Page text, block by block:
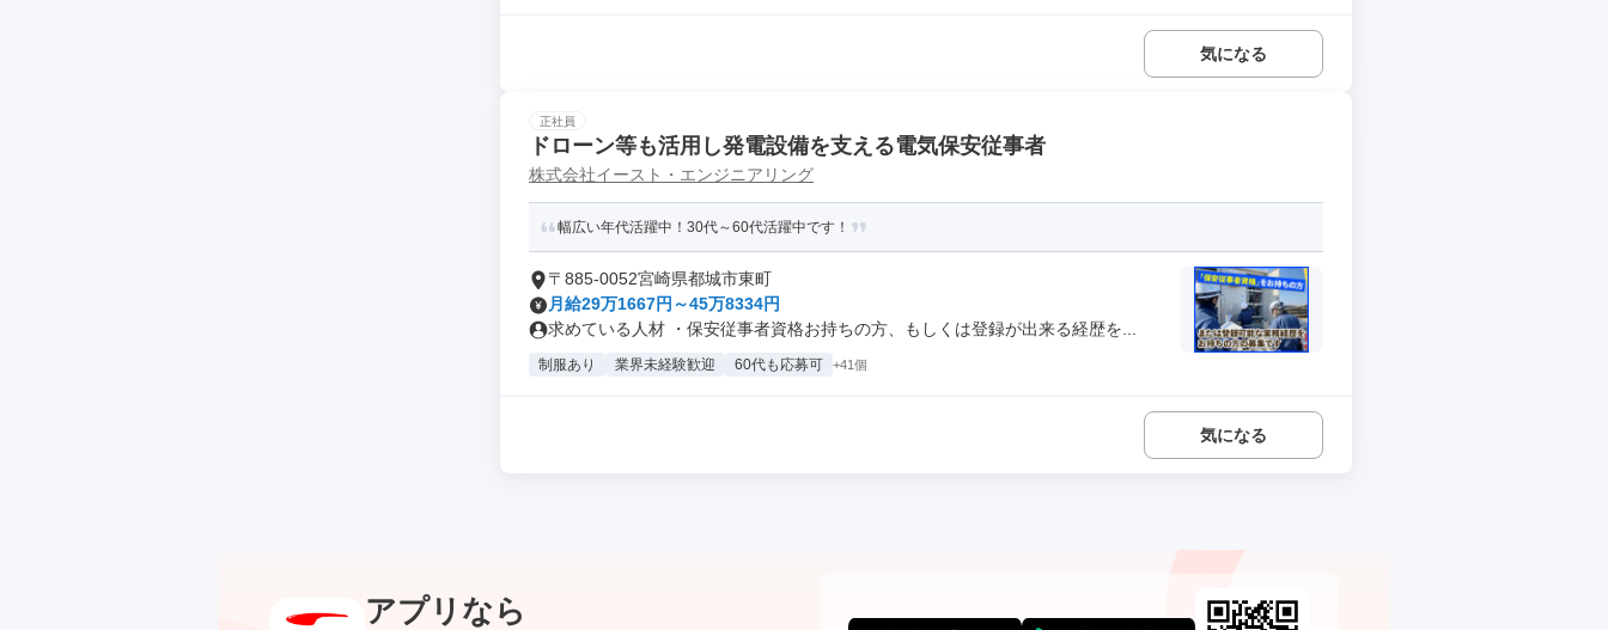
気になる
正社員
ドローン等も活用し発電設備を支える電気保安従事者
株式会社イースト・エンジニアリング
幅広い年代活躍中！30代～60代活躍中です！
〒885-0052宮崎県都城市東町
月給29万1667円～45万8334円
求めている人材 ・保安従事者資格お持ちの方、もしくは登録が出来る経歴を...
制服あり 業界未経験歓迎 60代も応募可 +41個
気になる
アプリなら